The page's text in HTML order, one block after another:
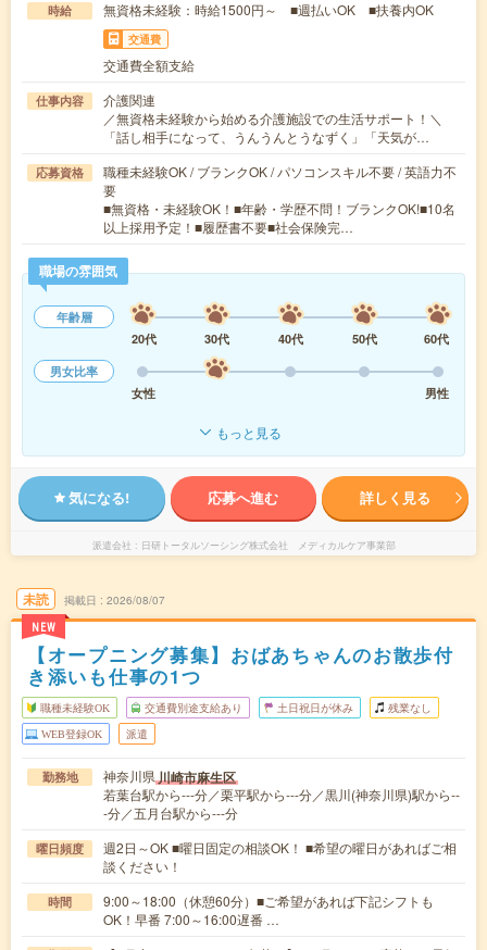
時給 無資格未経験：時給1500円～ ■週払いOK ■扶養内OK
交通費
交通費全額支給
仕事内容
介護関連
／無資格未経験から始める介護施設での生活サポート！＼
「話し相手になって、うんうんとうなずく」「天気が…
応募資格
職種未経験OK / ブランクOK / パソコンスキル不要 / 英語力不
要
■無資格・未経験OK！■年齢・学歴不問！ブランクOK!■10名
以上採用予定！■履歴書不要■社会保険完…
職場の雰囲気
年齢層
20代
30代 40代 50代
60代
男女比率
女性
男性
もっと見る
気になる! 応募へ進む 詳しく見る
派遣会社 日研トータルソーシング株式会社 メディカルケア事業部
未読
NEW
掲載日 2026/08/07
【オープニング募集】おばあちゃんのお散歩付
き添いも仕事の1つ
職種未経験OK 交通費別途支給あり 土日祝日が休み 残業なし
WEB登録OK 派遣
勤務地 神奈川県川崎市麻生区
若葉台駅から---分／栗平駅から---分／黒川(神奈川県)駅から--
-分／五月台駅から---分
曜日頻度
週2日～OK ■曜日固定の相談OK！ ■希望の曜日があればご相
談ください！
時間
9:00～18:00（休憩60分）■ご希望があれば下記シフトも
OK！早番 7:00～16:00遅番 …